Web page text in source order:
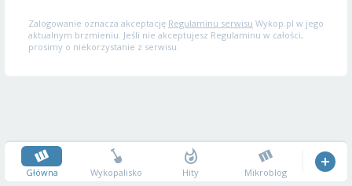
Zalogowanie oznacza akceptację Regulaminu serwisu Wykop.pl w jego
aktualnym brzmieniu. Jeśli nie akceptujesz Regulaminu w całości,
prosimy o niekorzystanie z serwisu.
Główna Wykopalisko Hity Mikroblog